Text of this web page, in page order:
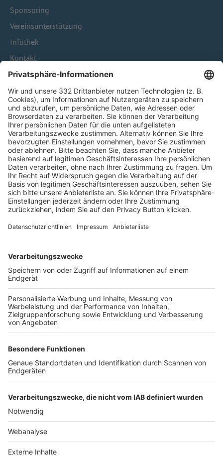
Sponsoring
Vereinsunterstützung
Infothek
Kontakt
HÄUFIG BESUCHTE SEITEN
Pässe und Vereinswechsel
Trainerausbildung
Schulungsangebot Vereinsmitarbeiter
BFV-Geschäftsstellen
Trainerbörse
Login SpielPlus
FOLGE DEM BFV
TOP-VEREINE
TOP-PARTNER
Nutzungsbedingungen Datenschutz Impressum